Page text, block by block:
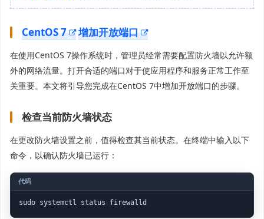
CentOS 7 增加开放端口
在使用CentOS 7操作系统时，管理员经常需要配置防火墙以允许额
外的网络流量。打开合适的端口对于使应用程序和服务正常工作至
关重要。本文将引导您完成在CentOS 7中增加开放端口的步骤。
检查当前防火墙状态
在更改防火墙设置之前，值得检查其当前状态。在终端中输入以下
命令，以确认防火墙已运行：
sudo systemctl status firewalld